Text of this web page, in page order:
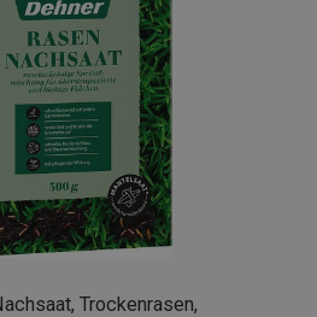
Trockenrasen,